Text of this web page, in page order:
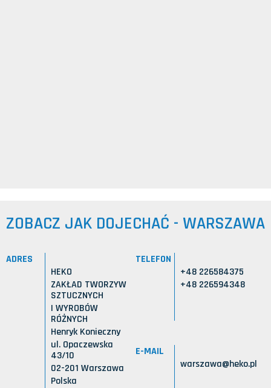
ZOBACZ JAK DOJECHAĆ - WARSZAWA
ADRES
HEKO
ZAKŁAD TWORZYW
SZTUCZNYCH
I WYROBÓW
RÓŻNYCH
Henryk Konieczny
ul. Opaczewska
43/10
02-201 Warszawa
Polska
TELEFON
+48 226584375
+48 226594348
E-MAIL
warszawa@heko.pl